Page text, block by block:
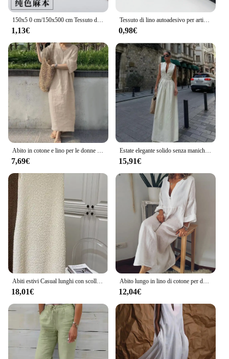
150x5 0 cm/150x500 cm Tessuto di Lino di Cotone Greige Per Il Ricamo Pratica Tessuto Decorazione Panno Fatto A Mano FAI DA TE Cucito TJ20577
1,13€
Tessuto di lino autoadesivo per artigianato fatto a mano fai da te confezione regalo gioielli cassetto fodera borsa parete ristrutturazione della casa panno decorativo
0,98€
Abito in cotone e lino per le donne 2024 estate manica corta scollo a V tinta unita abito lungo allentato casual abbigliamento femminile elegante
7,69€
Estate elegante solido senza maniche donna Maxi vestito moda scollo a v cerniera sottile cotone lino abiti 2024 Office Lady pendolarismo Robe
15,91€
18,01€
Abito lungo in lino di cotone per donna 2023 estate colore puro Casual camicia a maniche corte abito da spiaggia abbigliamento femminile Y2K Vestido Robe
12,04€